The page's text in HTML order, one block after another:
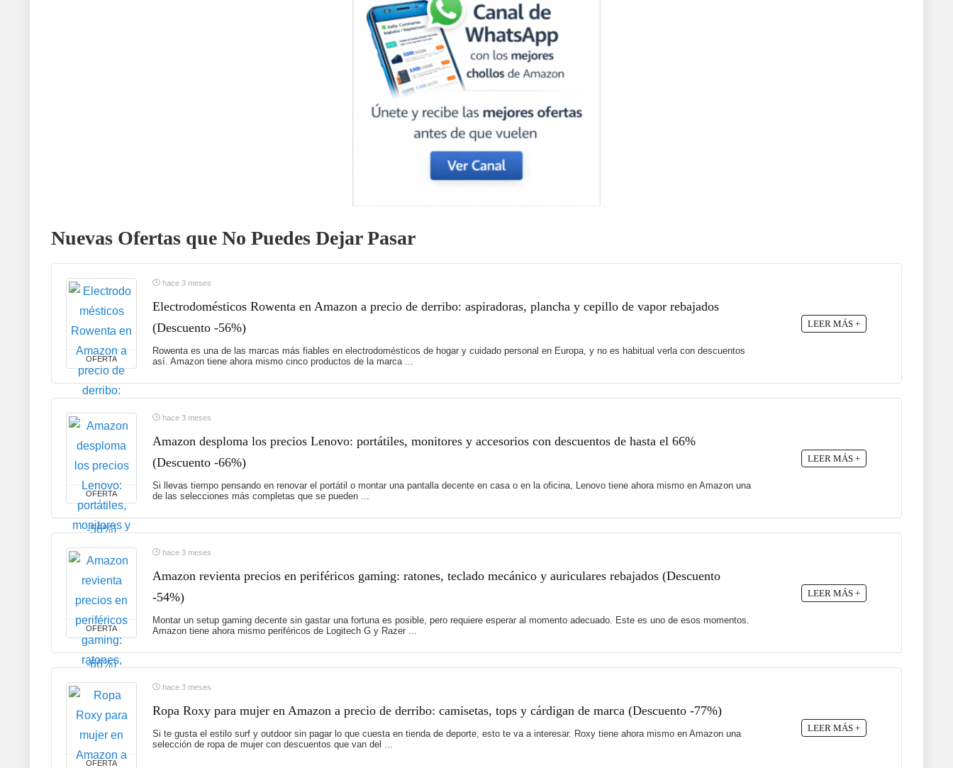
Nuevas Ofertas que No Puedes Dejar Pasar
OFERTA
hace 3 meses
Electrodomésticos Rowenta en Amazon a precio de derribo: aspiradoras, plancha y cepillo de vapor rebajados
(Descuento -56%)
Rowenta es una de las marcas más fiables en electrodomésticos de hogar y cuidado personal en Europa, y no es habitual verla con descuentos
así. Amazon tiene ahora mismo cinco productos de la marca ...
LEER MÁS +
OFERTA
hace 3 meses
Amazon desploma los precios Lenovo: portátiles, monitores y accesorios con descuentos de hasta el 66%
(Descuento -66%)
Si llevas tiempo pensando en renovar el portátil o montar una pantalla decente en casa o en la oficina, Lenovo tiene ahora mismo en Amazon una
de las selecciones más completas que se pueden ...
LEER MÁS +
OFERTA
hace 3 meses
Amazon revienta precios en periféricos gaming: ratones, teclado mecánico y auriculares rebajados (Descuento
-54%)
Montar un setup gaming decente sin gastar una fortuna es posible, pero requiere esperar al momento adecuado. Este es uno de esos momentos.
Amazon tiene ahora mismo periféricos de Logitech G y Razer ...
LEER MÁS +
OFERTA
hace 3 meses
Ropa Roxy para mujer en Amazon a precio de derribo: camisetas, tops y cárdigan de marca (Descuento -77%)
Si te gusta el estilo surf y outdoor sin pagar lo que cuesta en tienda de deporte, esto te va a interesar. Roxy tiene ahora mismo en Amazon una
selección de ropa de mujer con descuentos que van del ...
LEER MÁS +